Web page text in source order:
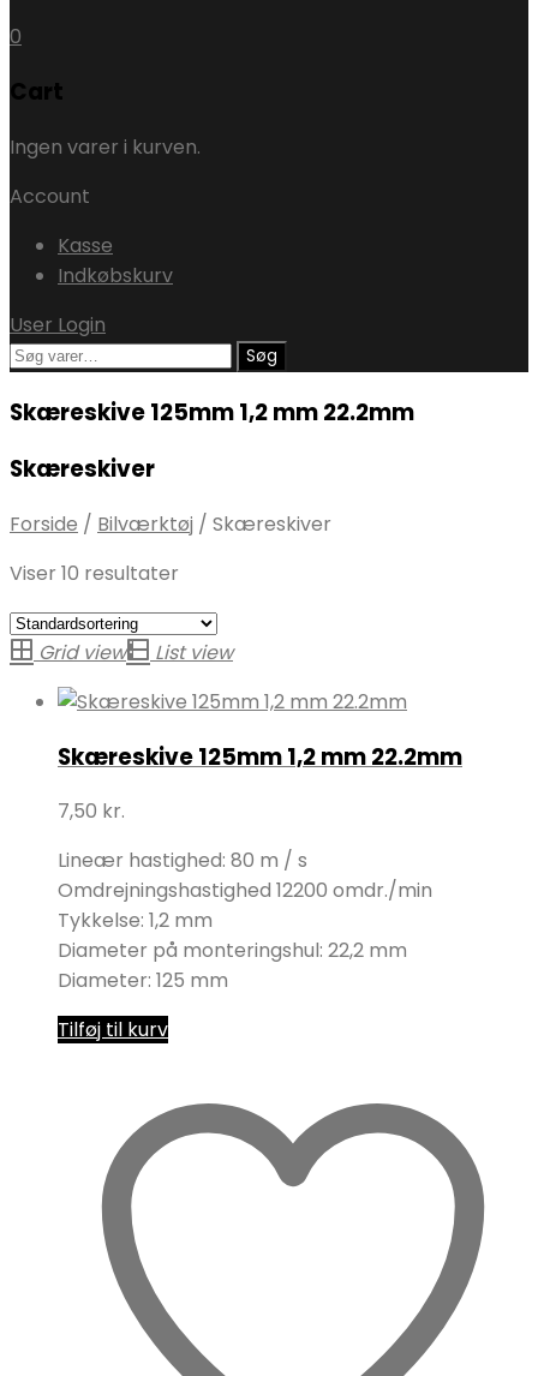
0
Cart
Ingen varer i kurven.
Account
Kasse
Indkøbskurv
User Login
Søg
Søg
Skæreskive 125mm 1,2 mm 22.2mm
Skæreskiver
Forside / Bilværktøj / Skæreskiver
Viser 10 resultater
Grid view List view
Skæreskive 125mm 1,2 mm 22.2mm
7,50 kr.
Lineær hastighed: 80 m / s
Omdrejningshastighed 12200 omdr./min
Tykkelse: 1,2 mm
Diameter på monteringshul: 22,2 mm
Diameter: 125 mm
Tilføj til kurv